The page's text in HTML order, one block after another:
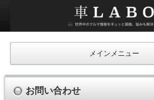
ラ
ボ
メインメニュー
お問い合わせ